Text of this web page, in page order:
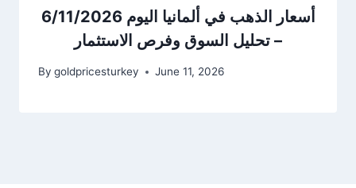
أسعار الذهب في ألمانيا اليوم 6/11/2026
– تحليل السوق وفرص الاستثمار
By goldpricesturkey June 11, 2026